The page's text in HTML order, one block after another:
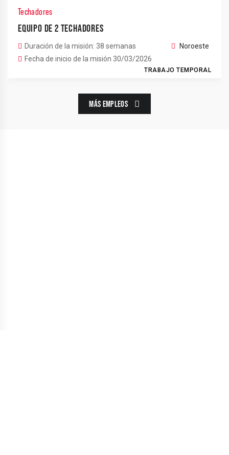
Techadores
EQUIPO DE 2 TECHADORES
Duración de la misión: 38 semanas
Fecha de inicio de la misión 30/03/2026
Noroeste
TRABAJO TEMPORAL
MÁS EMPLEOS